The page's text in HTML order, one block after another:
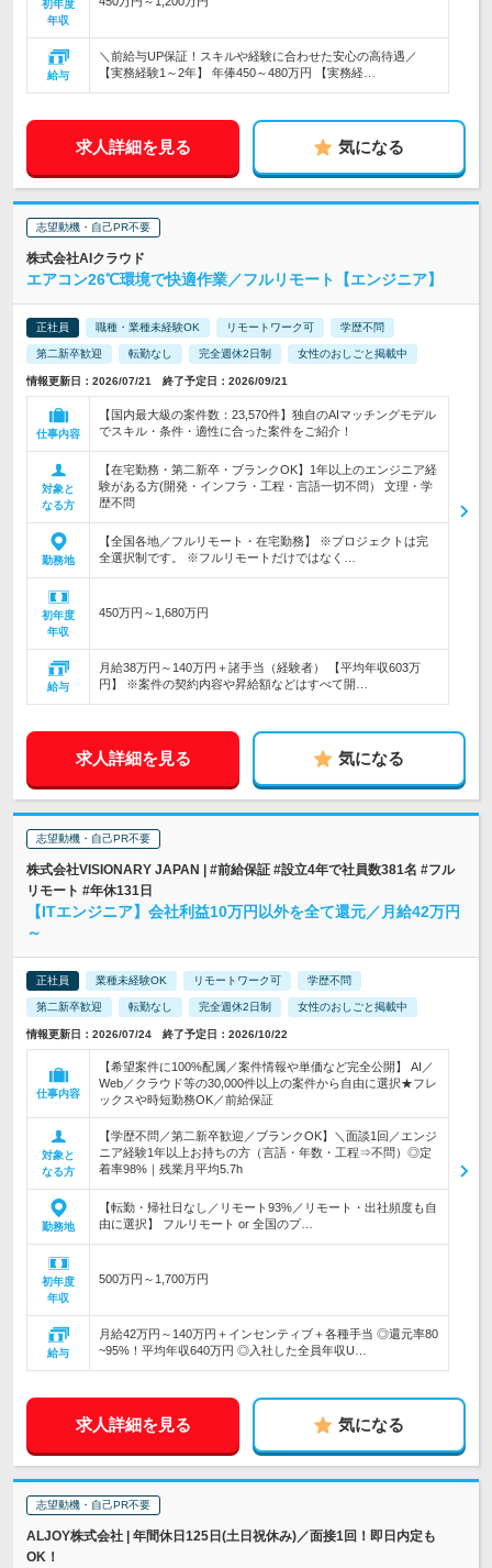
初年度
年収
給与
＼前給与UP保証！スキルや経験に合わせた安心の高待遇／
【実務経験1～2年】 年俸450～480万円 【実務経…
求人詳細を見る 気になる
志望動機・自己PR不要
株式会社AIクラウド
エアコン26℃環境で快適作業／フルリモート【エンジニア】
正社員 職種・業種未経験OK リモートワーク可 学歴不問
第二新卒歓迎 転勤なし 完全週休2日制 女性のおしごと掲載中
情報更新日：2026/07/21 終了予定日：2026/09/21
仕事内容
【国内最大級の案件数：23,570件】独自のAIマッチングモデル
でスキル・条件・適性に合った案件をご紹介！
対象と
なる方
【在宅勤務・第二新卒・ブランクOK】1年以上のエンジニア経
験がある方(開発・インフラ・工程・言語一切不問） 文理・学
歴不問
勤務地
【全国各地／フルリモート・在宅勤務】 ※プロジェクトは完
全選択制です。 ※フルリモートだけではなく…
初年度
年収
450万円～1,680万円
給与
月給38万円～140万円＋諸手当（経験者） 【平均年収603万
円】 ※案件の契約内容や昇給額などはすべて開…
求人詳細を見る 気になる
志望動機・自己PR不要
株式会社VISIONARY JAPAN | #前給保証 #設立4年で社員数381名 #フル
リモート #年休131日
【ITエンジニア】会社利益10万円以外を全て還元／月給42万円
～
正社員 業種未経験OK リモートワーク可 学歴不問
第二新卒歓迎 転勤なし 完全週休2日制 女性のおしごと掲載中
情報更新日：2026/07/24 終了予定日：2026/10/22
仕事内容
【希望案件に100%配属／案件情報や単価など完全公開】 AI／
Web／クラウド等の30,000件以上の案件から自由に選択★フレ
ックスや時短勤務OK／前給保証
対象と
なる方
【学歴不問／第二新卒歓迎／ブランクOK】＼面談1回／エンジ
ニア経験1年以上お持ちの方（言語・年数・工程⇒不問）◎定
着率98%｜残業月平均5.7h
勤務地
【転勤・帰社日なし／リモート93%／リモート・出社頻度も自
由に選択】 フルリモート or 全国のプ…
初年度
年収
500万円～1,700万円
給与
月給42万円～140万円＋インセンティブ＋各種手当 ◎還元率80
~95%！平均年収640万円 ◎入社した全員年収U…
求人詳細を見る 気になる
志望動機・自己PR不要
ALJOY株式会社 | 年間休日125日(土日祝休み)／面接1回！即日内定も
OK！